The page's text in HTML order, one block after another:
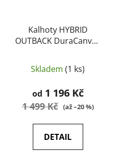
Kalhoty HYBRID
OUTBACK DuraCanvas
Skladem (1 ks)
od 1 196 Kč
1 499 Kč (až –20 %)
DETAIL